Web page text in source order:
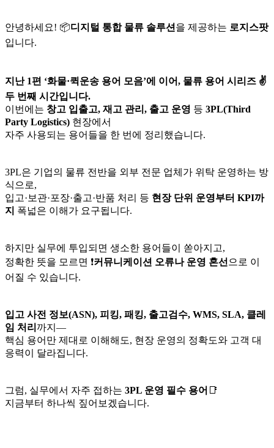
안녕하세요! 📦디지털 통합 물류 솔루션 을 제공하는 로지스팟
입니다.
지난 1편 ‘화물·퀵운송 용어 모음’에 이어, 물류 용어 시리즈 ✌
두 번째 시간입니다.
이번에는 창고 입출고, 재고 관리, 출고 운영 등 3PL(Third
Party Logistics) 현장에서
자주 사용되는 용어들을 한 번에 정리했습니다.
3PL은 기업의 물류 전반을 외부 전문 업체가 위탁 운영하는 방
식으로,
입고·보관·포장·출고·반품 처리 등 현장 단위 운영부터 KPI까
지 폭넓은 이해가 요구됩니다.
하지만 실무에 투입되면 생소한 용어들이 쏟아지고,
정확한 뜻을 모르면 ❗커뮤니케이션 오류나 운영 혼선 으로 이
어질 수 있습니다.
입고 사전 정보(ASN), 피킹, 패킹, 출고검수, WMS, SLA, 클레
임 처리 까지—
핵심 용어만 제대로 이해해도, 현장 운영의 정확도와 고객 대
응력이 달라집니다.
그럼, 실무에서 자주 접하는 3PL 운영 필수 용어 📑
지금부터 하나씩 짚어보겠습니다.